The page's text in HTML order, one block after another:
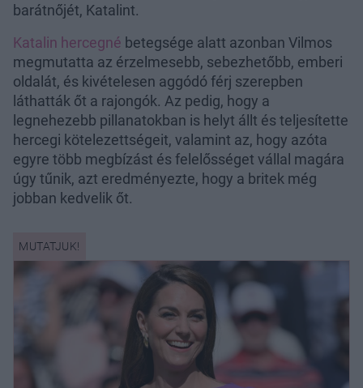
barátnőjét, Katalint.
Katalin hercegné betegsége alatt azonban Vilmos
megmutatta az érzelmesebb, sebezhetőbb, emberi
oldalát, és kivételesen aggódó férj szerepben
láthatták őt a rajongók. Az pedig, hogy a
legnehezebb pillanatokban is helyt állt és teljesítette
hercegi kötelezettségeit, valamint az, hogy azóta
egyre több megbízást és felelősséget vállal magára
úgy tűnik, azt eredményezte, hogy a britek még
jobban kedvelik őt.